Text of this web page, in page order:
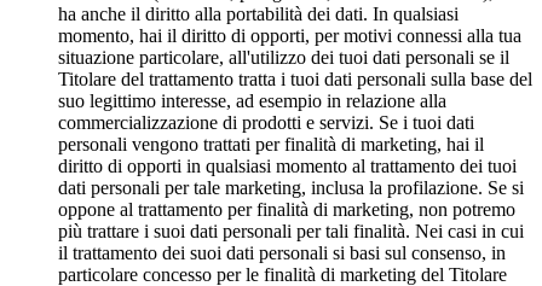
ha anche il diritto alla portabilità dei dati. In qualsiasi
momento, hai il diritto di opporti, per motivi connessi alla tua
situazione particolare, all'utilizzo dei tuoi dati personali se il
Titolare del trattamento tratta i tuoi dati personali sulla base del
suo legittimo interesse, ad esempio in relazione alla
commercializzazione di prodotti e servizi. Se i tuoi dati
personali vengono trattati per finalità di marketing, hai il
diritto di opporti in qualsiasi momento al trattamento dei tuoi
dati personali per tale marketing, inclusa la profilazione. Se si
oppone al trattamento per finalità di marketing, non potremo
più trattare i suoi dati personali per tali finalità. Nei casi in cui
il trattamento dei suoi dati personali si basi sul consenso, in
particolare concesso per le finalità di marketing del Titolare